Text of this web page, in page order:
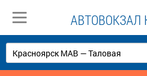
АВТОВОКЗАЛ